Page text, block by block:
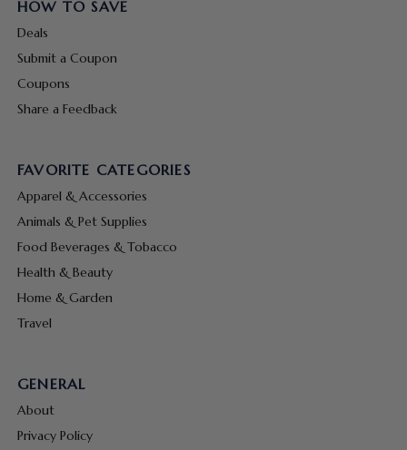
HOW TO SAVE
Deals
Submit a Coupon
Coupons
Share a Feedback
FAVORITE CATEGORIES
Apparel & Accessories
Animals & Pet Supplies
Food Beverages & Tobacco
Health & Beauty
Home & Garden
Travel
GENERAL
About
Privacy Policy